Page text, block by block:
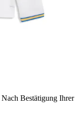
Nach Bestätigung Ihrer